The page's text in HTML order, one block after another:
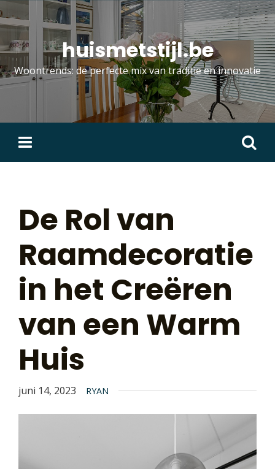
Skip
to
content
huismetstijl.be
Woontrends: de perfecte mix van traditie en innovatie
Zoeken
naar:
De Rol van
Raamdecoratie
in het Creëren
van een Warm
Huis
juni 14, 2023 RYAN